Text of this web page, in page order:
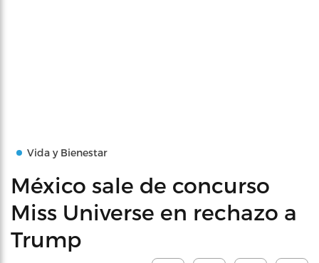
Vida y Bienestar
México sale de concurso
Miss Universe en rechazo a
Trump